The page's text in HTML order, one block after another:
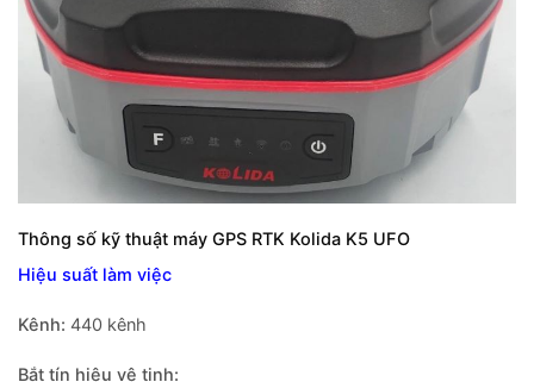
Thông số kỹ thuật máy GPS RTK Kolida K5 UFO
Hiệu suất làm việc
Kênh: 440 kênh
Bắt tín hiệu vệ tinh: